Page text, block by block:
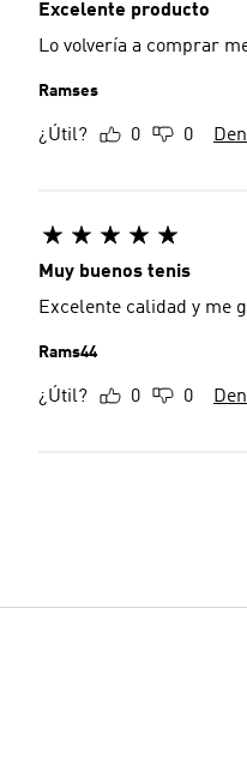
Excelente producto
Lo volvería a comprar
Ramses
¿Útil? 0 0
Muy buenos tenis
Excelente calidad y me
Rams44
¿Útil? 0 0